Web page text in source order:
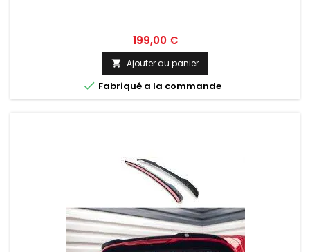
Prix
199,00 €
 Ajouter au panier
 Fabriqué a la commande